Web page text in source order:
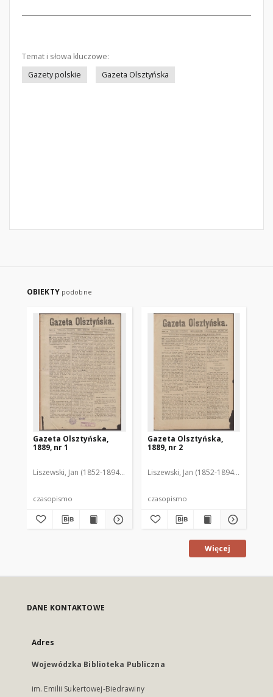
Temat i słowa kluczowe:
Gazety polskie
Gazeta Olsztyńska
OBIEKTY podobne
Gazeta Olsztyńska,
1889, nr 1
Liszewski, Jan (1852-1894). Red.
czasopismo
Gazeta Olsztyńska,
1889, nr 2
Liszewski, Jan (1852-1894). Red.
czasopismo
Więcej
DANE KONTAKTOWE
Adres
Wojewódzka Biblioteka Publiczna
im. Emilii Sukertowej-Biedrawiny